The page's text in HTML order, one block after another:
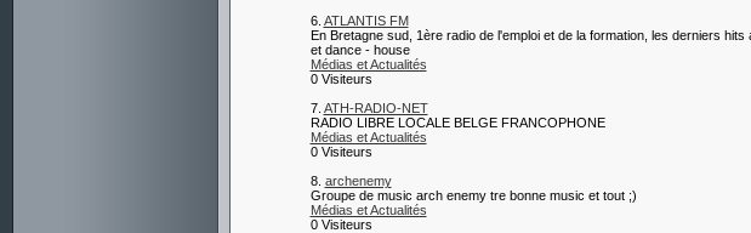
6. ATLANTIS FM
En Bretagne sud, 1ère radio de l'emploi et de la formation, les derniers
et dance - house
Médias et Actualités
0 Visiteurs
7. ATH-RADIO-NET
RADIO LIBRE LOCALE BELGE FRANCOPHONE
Médias et Actualités
0 Visiteurs
8. archenemy
Groupe de music arch enemy tre bonne music et tout ;)
Médias et Actualités
0 Visiteurs